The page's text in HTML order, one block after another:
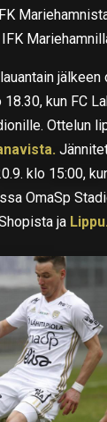
jälkeen
kun FC
Ottelun
klo 15:00,
OmaSp
ja